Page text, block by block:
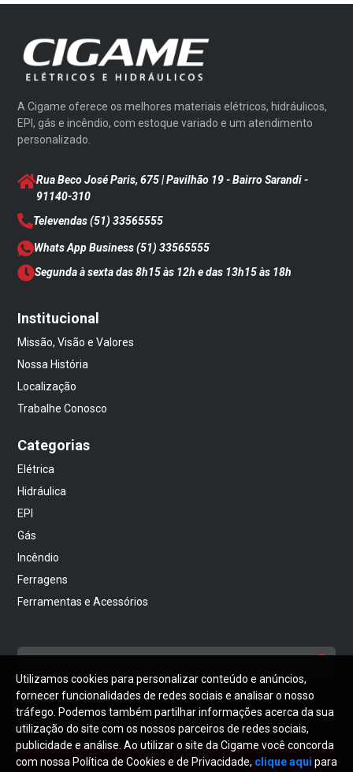
A Cigame oferece os melhores materiais elétricos, hidráulicos,
EPI, gás e incêndio, com estoque variado e um atendimento
personalizado.
Rua Beco José Paris, 675 | Pavilhão 19 - Bairro Sarandi-
91140-310
Televendas(51) 33565555
Whats App Business(51) 33565555
Segunda à sexta das 8h15 às 12h e das 13h15 às 18h
Institucional
Missão, Visão e Valores
Nossa História
Localização
Trabalhe Conosco
Categorias
Elétrica
Hidráulica
EPI
Gás
Incêndio
Ferragens
Ferramentas e Acessórios
NEWSLETTER
Receba notícias atualizadas da CIGAME
Quero receber
Utilizamos cookies para personalizar conteúdo e anúncios,
fornecer funcionalidades de redes sociais e analisar o nosso
tráfego. Podemos também partilhar informações acerca da sua
utilização do site com os nossos parceiros de redes sociais,
publicidade e análise. Ao utilizar o site da Cigame você concorda
com nossa Política de Cookies e de Privacidade, clique aqui para